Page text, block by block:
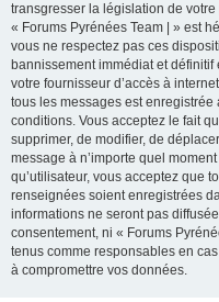
transgresser la législation de
« Forums Pyrénées Team | » est
vous ne respectez pas ces
bannissement immédiat et définitif
votre fournisseur d’accès à
tous les messages est enregistrée
conditions. Vous acceptez le fait
supprimer, de modifier, de
message à n’importe quel
qu’utilisateur, vous acceptez que
renseignées soient enregistrées
informations ne seront pas
consentement, ni « Forums
tenus comme responsables en
à compromettre vos données.